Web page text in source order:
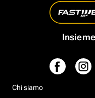
Chi siamo